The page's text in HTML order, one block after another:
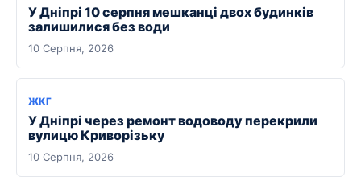
У Дніпрі 10 серпня мешканці двох будинків
залишилися без води
10 Серпня, 2026
ЖКГ
У Дніпрі через ремонт водоводу перекрили
вулицю Криворізьку
10 Серпня, 2026